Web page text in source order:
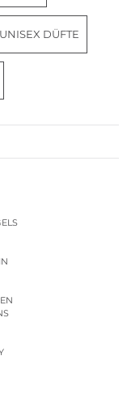
UNISEX DÜFTE